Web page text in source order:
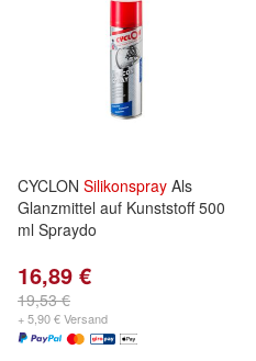
CYCLON Silikonspray Als
Glanzmittel auf Kunststoff 500
ml Spraydo
16,89 €
19,53 €
+ 5,90 € Versand